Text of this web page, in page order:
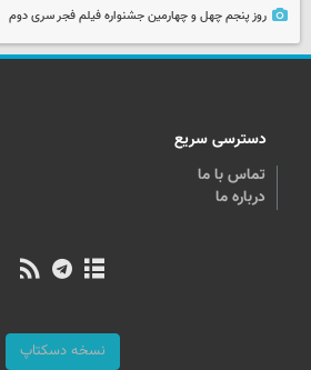
روز پنجم چهل و چهارمین جشنواره فیلم فجر سری دوم
دسترسی سریع
تماس با ما
درباره ما
نسخه دسکتاپ